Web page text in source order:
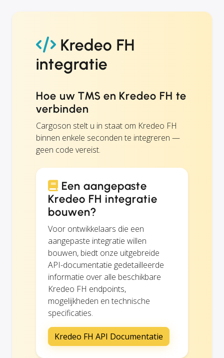
Kredeo FH
integratie
Hoe uw TMS en Kredeo FH te
verbinden
Cargoson stelt u in staat om Kredeo FH
binnen enkele seconden te integreren —
geen code vereist.
Een aangepaste
Kredeo FH integratie
bouwen?
Voor ontwikkelaars die een
aangepaste integratie willen
bouwen, biedt onze uitgebreide
API-documentatie gedetailleerde
informatie over alle beschikbare
Kredeo FH endpoints,
mogelijkheden en technische
specificaties.
Kredeo FH API Documentatie